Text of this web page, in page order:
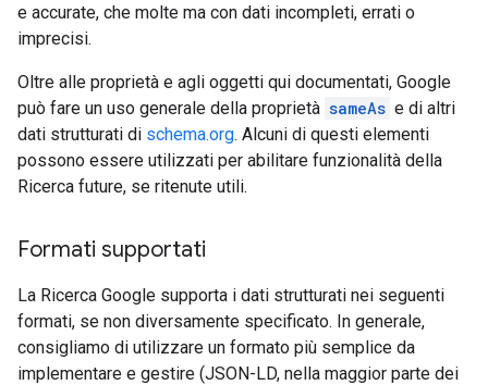
e accurate, che molte ma con dati incompleti, errati o
imprecisi.
Oltre alle proprietà e agli oggetti qui documentati, Google
può fare un uso generale della proprietà sameAs e di altri
dati strutturati di schema.org. Alcuni di questi elementi
possono essere utilizzati per abilitare funzionalità della
Ricerca future, se ritenute utili.
Formati supportati
La Ricerca Google supporta i dati strutturati nei seguenti
formati, se non diversamente specificato. In generale,
consigliamo di utilizzare un formato più semplice da
implementare e gestire (JSON-LD, nella maggior parte dei